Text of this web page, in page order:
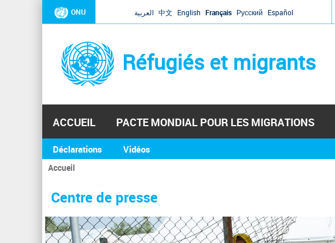
ONU العربية 中文 English Français Русский Español
Réfugiés et migrants
ACCUEIL PACTE MONDIAL POUR LES MIGRATIONS
Déclarations Vidéos
Vous
ici
Accueil
Centre de presse